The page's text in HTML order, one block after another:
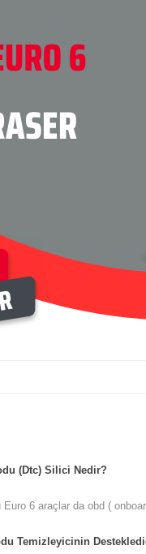
(Dtc) Silici Nedir?
6 araçlar da obd (
Temizleyicinin